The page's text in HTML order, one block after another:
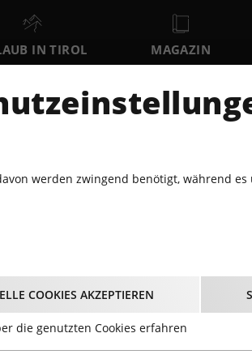
IN TIROL MAGAZIN
SA SO 10
- Public
– 19.07.2026
werden zwingend benötigt, während
COOKIES AKZEPTIEREN
die genutzten Cookies erfahren